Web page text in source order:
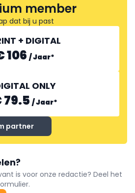
member
dat bij u past
+ DIGITAL
106 /Jaar*
ONLY
79.5 /Jaar*
partner
is voor onze redactie? Deel het